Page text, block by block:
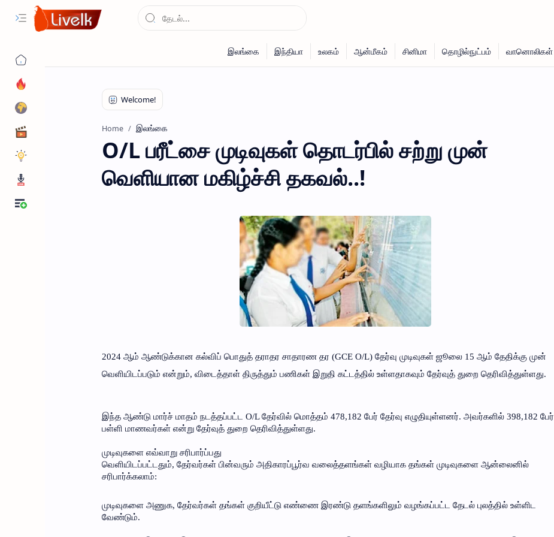
Home இலங்கை
O/L பரீட்சை முடிவுகள் தொடர்பில் சற்று முன்
வெளியான மகிழ்ச்சி தகவல்..!
2024 ஆம் ஆண்டுக்கான கல்விப் பொதுத் தராதர சாதாரண தர (GCE O/L) தேர்வு முடிவுகள் ஜூலை 15 ஆம் தேதிக்கு முன்
வெளியிடப்படும் என்றும், விடைத்தாள் திருத்தும் பணிகள் இறுதி கட்டத்தில் உள்ளதாகவும் தேர்வுத் துறை தெரிவித்துள்ளது.
இந்த ஆண்டு மார்ச் மாதம் நடத்தப்பட்ட O/L தேர்வில் மொத்தம் 478,182 பேர் தேர்வு எழுதியுள்ளனர். அவர்களில் 398,182 பேர்
பள்ளி மாணவர்கள் என்று தேர்வுத் துறை தெரிவித்துள்ளது.
முடிவுகளை எவ்வாறு சரிபார்ப்பது
வெளியிடப்பட்டதும், தேர்வர்கள் பின்வரும் அதிகாரப்பூர்வ வலைத்தளங்கள் வழியாக தங்கள் முடிவுகளை ஆன்லைனில்
சரிபார்க்கலாம்:
முடிவுகளை அணுக, தேர்வர்கள் தங்கள் குறியீட்டு எண்ணை இரண்டு தளங்களிலும் வழங்கப்பட்ட தேடல் புலத்தில் உள்ளிட
வேண்டும்.